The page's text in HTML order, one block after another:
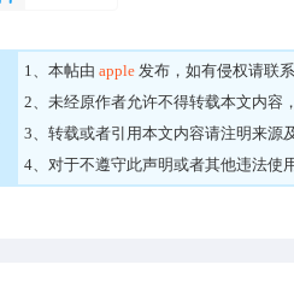
1、本帖由 apple 发布，如有侵权请联
2、未经原作者允许不得转载本文内容
3、转载或者引用本文内容请注明来源
4、对于不遵守此声明或者其他违法使